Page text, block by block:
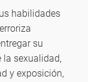
habilidades
su
la sexualidad,
y exposición,